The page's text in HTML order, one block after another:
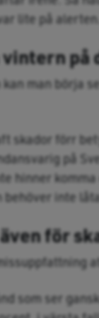
lite på alerten.
på
man börja
skador förr
på
hinner
inte
för
som ser